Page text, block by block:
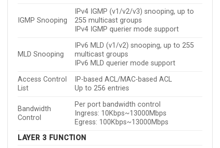
IGMP Snooping
IPv4 IGMP (v1/v2/v3) snooping, up to
255 multicast groups
IPv4 IGMP querier mode support
MLD Snooping
IPv6 MLD (v1/v2) snooping, up to 255
multicast groups
IPv6 MLD querier mode support
Access Control
List
IP-based ACL/MAC-based ACL
Up to 256 entries
Bandwidth
Control
Per port bandwidth control
Ingress: 10Kbps~13000Mbps
Egress: 100Kbps~13000Mbps
LAYER 3 FUNCTION